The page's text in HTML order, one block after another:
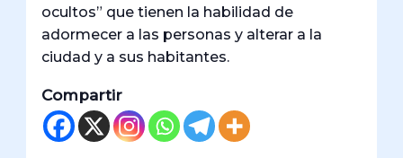
ocultos” que tienen la habilidad de
adormecer a las personas y alterar a la
ciudad y a sus habitantes.
Compartir